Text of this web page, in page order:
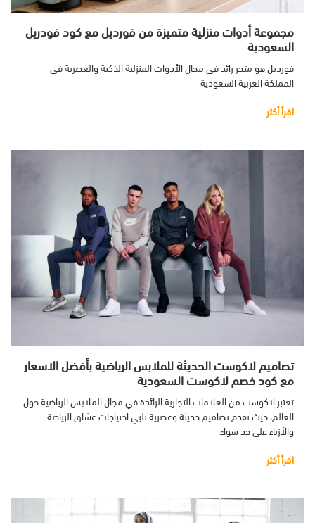
مجموعة أدوات منزلية متميزة من فورديل مع كود فودريل
السعودية
فورديل هو متجر رائد في مجال الأدوات المنزلية الذكية والعصرية في
المملكة العربية السعودية
اقرأ أكثر
تصاميم لاكوست الحديثة للملابس الرياضية بأفضل الاسعار
مع كود خصم لاكوست السعودية
تعتبر لاكوست من العلامات التجارية الرائدة في مجال الملابس الرياضية حول
العالم، حيث تقدم تصاميم حديثة وعصرية تلبي احتياجات عشاق الرياضة
والأزياء على حد سواء
اقرأ أكثر